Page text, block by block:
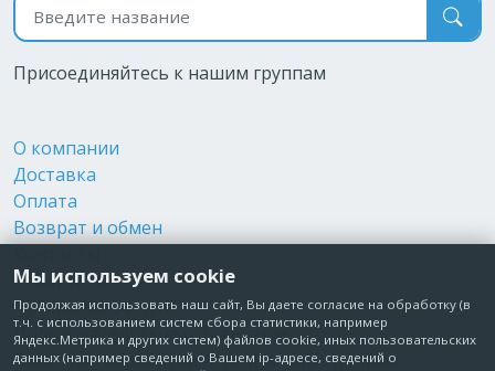
Присоединяйтесь к нашим группам
О компании
Доставка
Оплата
Возврат и обмен
Реквизиты
Публичная оферта
Пользовательское соглашение
Политика обработки персональных данных
Мы используем cookie
Продолжая использовать наш сайт, Вы даете согласие на обработку (в
т.ч. с использованием систем сбора статистики, например
Яндекс.Метрика и других систем) файлов cookie, иных пользовательских
данных (например сведений о Вашем ip-адресе, сведений о